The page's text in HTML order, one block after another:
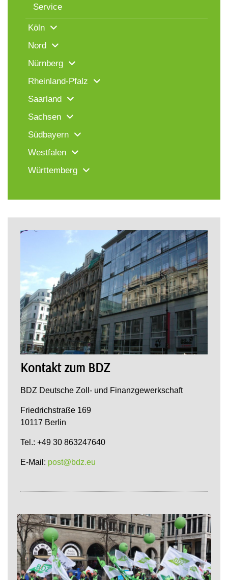
Service
Köln
Nord
Nürnberg
Rheinland-Pfalz
Saarland
Sachsen
Südbayern
Westfalen
Württemberg
Kontakt zum BDZ
BDZ Deutsche Zoll- und Finanzgewerkschaft
Friedrichstraße 169
10117 Berlin
Tel.: +49 30 863247640
E-Mail: post@bdz.eu